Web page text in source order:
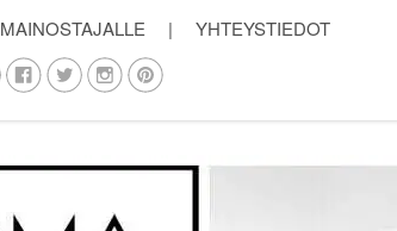
MAINOSTAJALLE | YHTEYSTIEDOT